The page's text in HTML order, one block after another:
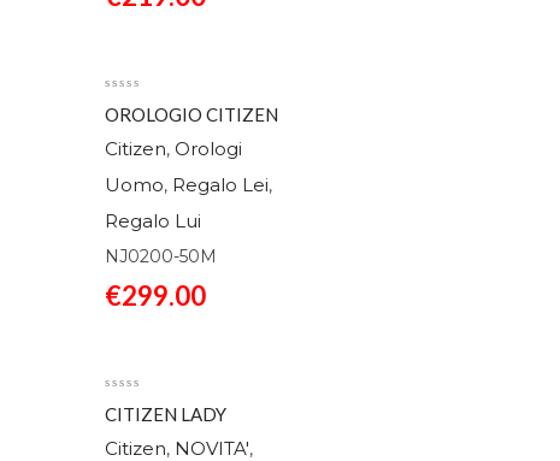
OROLOGIO CITIZEN
AUTOMATICO
Citizen, Orologi
Uomo, Regalo Lei,
Regalo Lui
NJ0200-50M
€299.00
CITIZEN LADY
EW2690-81Y
Citizen, NOVITA',